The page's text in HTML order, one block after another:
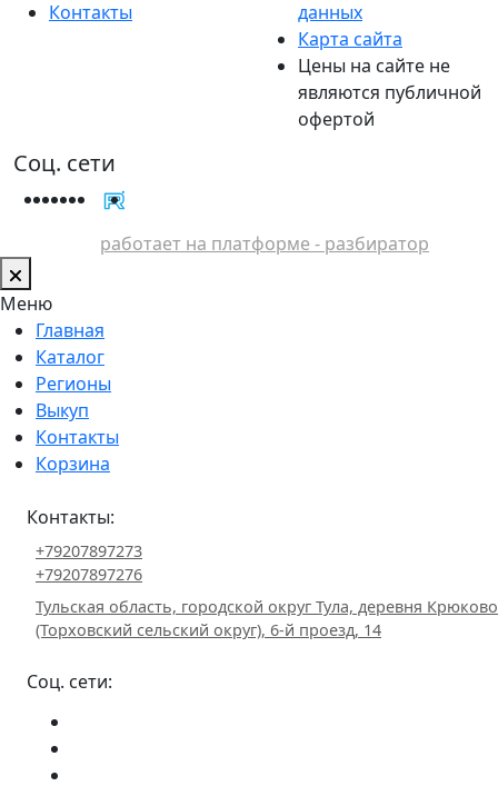
Контакты
данных
Карта сайта
Цены на сайте не
являются публичной
офертой
Соц. сети
работает на платформе - разбиратор
Меню
Главная
Каталог
Регионы
Выкуп
Контакты
Корзина
Контакты:
+79207897273
+79207897276
Тульская область, городской округ Тула, деревня Крюково
(Торховский сельский округ), 6-й проезд, 14
Соц. сети: